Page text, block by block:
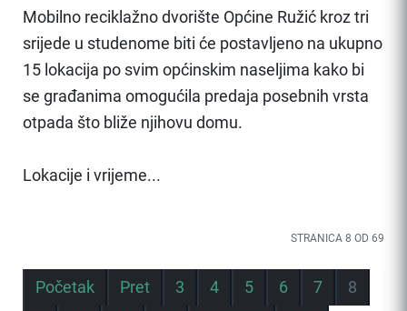
Mobilno reciklažno dvorište Općine Ružić kroz tri
srijede u studenome biti će postavljeno na ukupno
15 lokacija po svim općinskim naseljima kako bi
se građanima omogućila predaja posebnih vrsta
otpada što bliže njihovu domu.
Lokacije i vrijeme...
STRANICA 8 OD 69
Početak Pret 3 4 5 6 7
8